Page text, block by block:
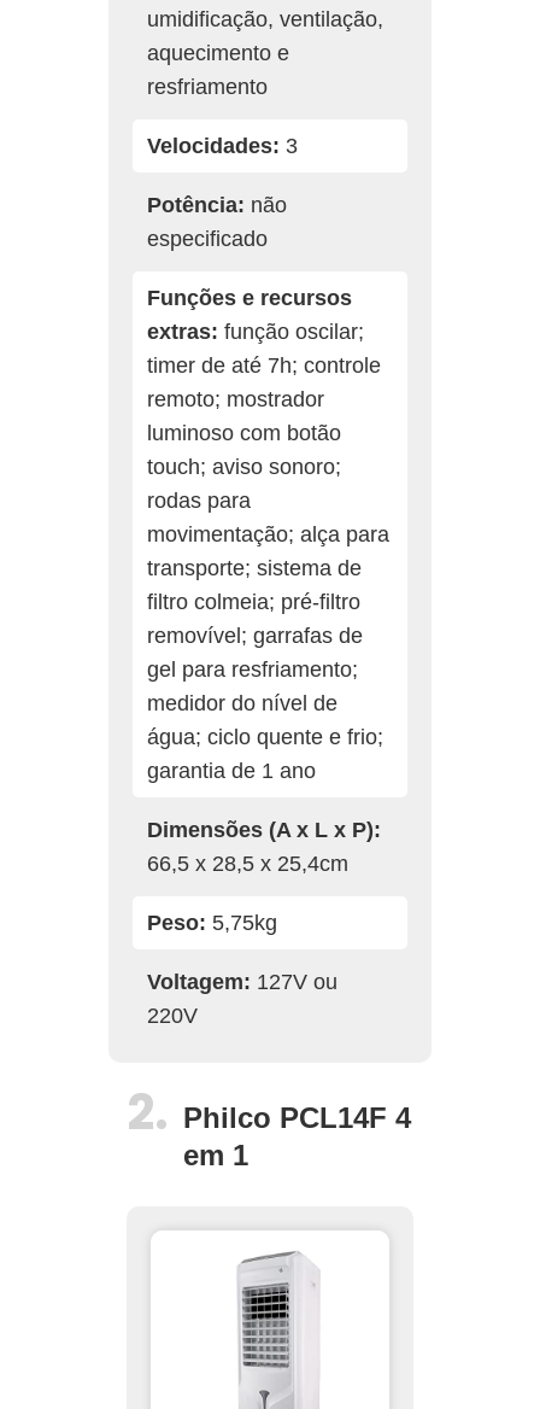
umidificação, ventilação,
aquecimento e
resfriamento
Velocidades: 3
Potência: não
especificado
Funções e recursos
extras: função oscilar;
timer de até 7h; controle
remoto; mostrador
luminoso com botão
touch; aviso sonoro;
rodas para
movimentação; alça para
transporte; sistema de
filtro colmeia; pré-filtro
removível; garrafas de
gel para resfriamento;
medidor do nível de
água; ciclo quente e frio;
garantia de 1 ano
Dimensões (A x L x P):
66,5 x 28,5 x 25,4cm
Peso: 5,75kg
Voltagem: 127V ou
220V
Philco PCL14F 4
em 1